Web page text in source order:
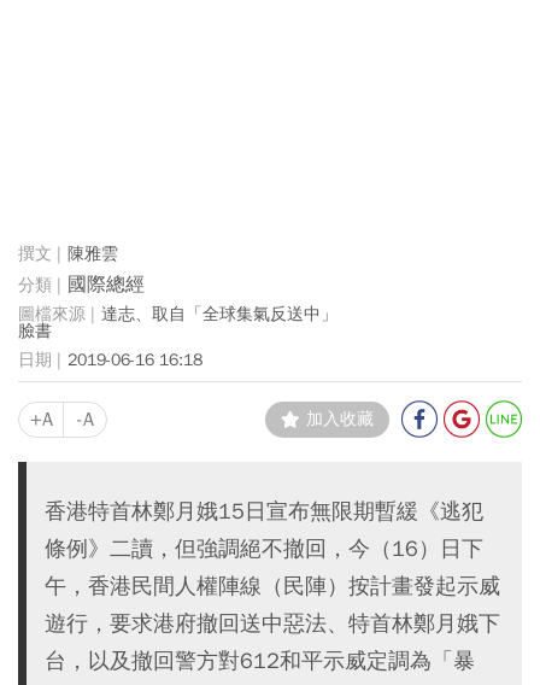
陳雅雲
國際總經
達志、取自「全球集氣反送中」
臉書
2019-06-16 16:18
+A -A 加入收藏
香港特首林鄭月娥15日宣布無限期暫緩《逃犯
條例》二讀，但強調絕不撤回，今（16）日下
午，香港民間人權陣線（民陣）按計畫發起示威
遊行，要求港府撤回送中惡法、特首林鄭月娥下
台，以及撤回警方對612和平示威定調為「暴